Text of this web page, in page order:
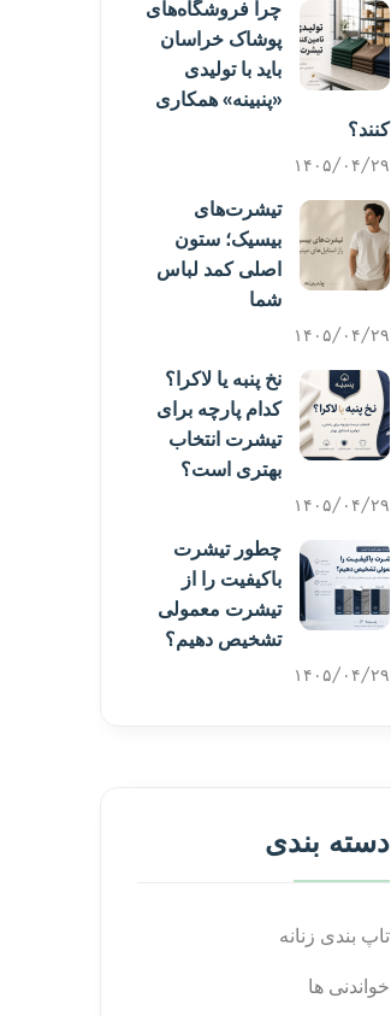
چرا فروشگاه‌های
پوشاک خراسان
باید با تولیدی
«پنبینه» همکاری
کنند؟
۱۴۰۵/۰۴/۲۹
تیشرت‌های
بیسیک؛ ستون
اصلی کمد لباس
شما
۱۴۰۵/۰۴/۲۹
نخ پنبه یا لاکرا؟
کدام پارچه برای
تیشرت انتخاب
بهتری است؟
۱۴۰۵/۰۴/۲۹
چطور تیشرت
باکیفیت را از
تیشرت معمولی
تشخیص دهیم؟
۱۴۰۵/۰۴/۲۹
دسته بندی
تاپ بندی زنانه
خواندنی ها